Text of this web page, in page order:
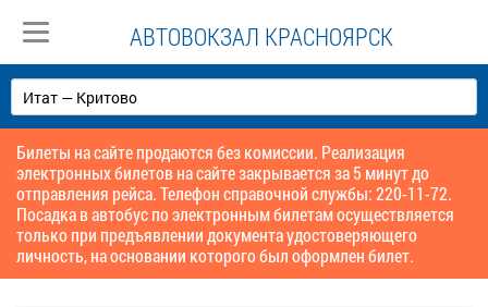
АВТОВОКЗАЛ КРАСНОЯРСК
Билеты на сайте продаются без комиссии. Реализация
электронных билетов на сайте закрывается за 5 минут до
отправления рейса. Телефон справочной службы: 220-11-72.
Посадка в автобус по электронным билетам осуществляется
только при предъявлении документа удостоверяющего
личность, на основании которого был оформлен билет.